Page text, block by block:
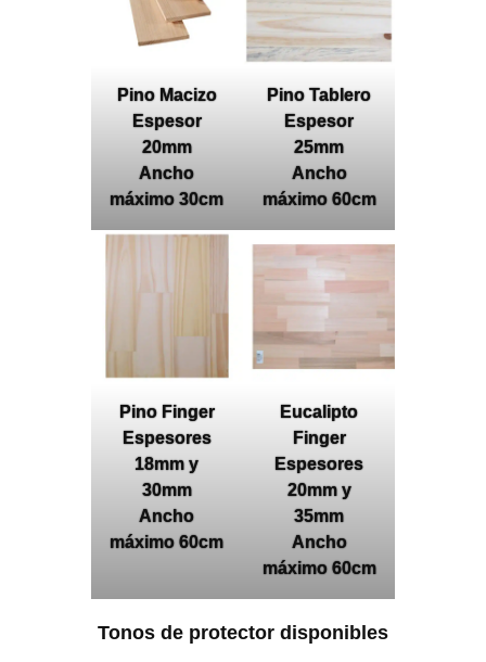
Pino Macizo
Espesor
20mm
Ancho
máximo 30cm
Pino Tablero
Espesor
25mm
Ancho
máximo 60cm
Pino Finger
Espesores
18mm y
30mm
Ancho
máximo 60cm
Eucalipto
Finger
Espesores
20mm y
35mm
Ancho
máximo 60cm
Tonos de protector disponibles